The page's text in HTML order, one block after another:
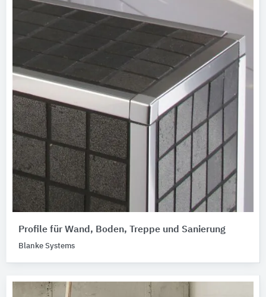
Profile für Wand, Boden, Treppe und Sanierung
Blanke Systems